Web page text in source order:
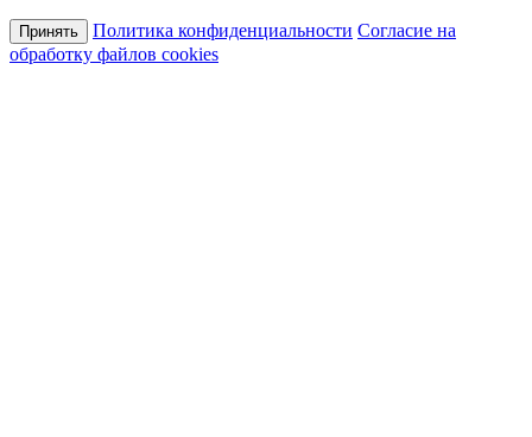
Принять Политика конфиденциальности Согласие на
обработку файлов cookies